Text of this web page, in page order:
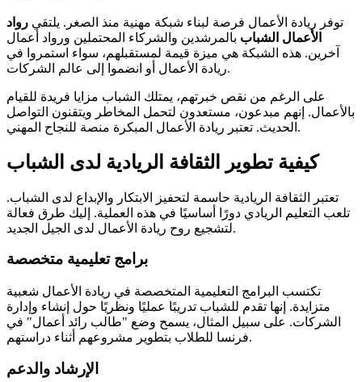
توفر ريادة الأعمال فرصة لبناء شبكة مهنية منذ الصغر. يلتقي رواد
الأعمال الشباب بالمرشدين والشركاء المحتملين ورواد أعمال
آخرين. هذه الشبكة هي ميزة قيمة لمستقبلهم، سواء استمروا في
ريادة الأعمال أو انضموا إلى عالم الشركات.
على الرغم من نقص خبرتهم، يمتلك الشباب مزايا فريدة للقيام
بالأعمال. إنهم مبدعون، مستعدون لتحمل المخاطر ويتقنون التواصل
الحديث. تعتبر ريادة الأعمال المبكرة منصة للنجاح المهني.
كيفية تطوير الثقافة الريادية لدى الشباب
تعتبر الثقافة الريادية حاسمة لتحفيز الابتكار والإبداع لدى الشباب.
تلعب التعليم الريادي دورًا أساسيًا في هذه العملية. إليك طرق فعالة
لتشجيع روح ريادة الأعمال لدى الجيل الجديد.
برامج تعليمية متخصصة
تكتسب البرامج التعليمية المتخصصة في ريادة الأعمال شعبية
متزايدة. إنها تقدم للشباب تدريبًا عمليًا ونظريًا حول إنشاء وإدارة
الشركات. على سبيل المثال، يسمح وضع "طالب رائد أعمال" في
فرنسا للطلاب بتطوير مشروعهم أثناء دراستهم.
الإرشاد والدعم